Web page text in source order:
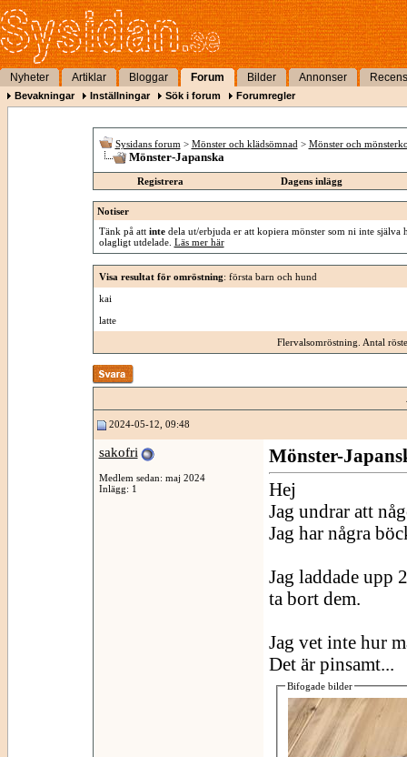
Nyheter Artiklar Bloggar Forum Bilder Annonser
Bevakningar Inställningar Sök i forum Forumregler
Sysidans forum > Mönster och klädsömnad > Mönster och
Mönster-Japanska
Registrera Dagens inlägg
Notiser
Tänk på att intedela ut/erbjuda er att kopiera mönster som ni inte själva
olagligt utdelade. Läs mer här
Visa resultat för omröstning: första barn och hund
kai
latte
Flervalsomröstning. Antal
2024-05-12, 09:48
sakofri
Medlem sedan: maj 2024
Inlägg: 1
Mönster-
Hej
Jag undrar att
Jag har några
Jag laddade upp
ta bort dem.
Jag vet inte hur
Det är pinsamt...
Bifogade bilder